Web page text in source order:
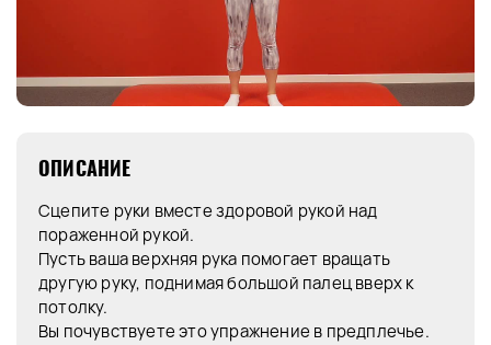
ОПИСАНИЕ
Сцепите руки вместе здоровой рукой над
пораженной рукой.
Пусть ваша верхняя рука помогает вращать
другую руку, поднимая большой палец вверх к
потолку.
Вы почувствуете это упражнение в предплечье.